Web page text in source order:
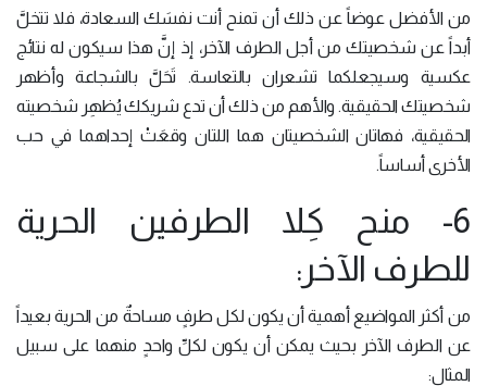
من الأفضل عوضاً عن ذلك أن تمنح أنت نفسَك السعادة، فلا تتخلَّ
أبداً عن شخصيتك من أجل الطرف الآخر، إذ إنَّ هذا سيكون له نتائج
عكسية وسيجعلكما تشعران بالتعاسة. تَحَلَّ بالشجاعة وأظهر
شخصيتك الحقيقية. والأهم من ذلك أن تدع شريكك يُظهِر شخصيته
الحقيقية، فهاتان الشخصيتان هما اللتان وقعَتْ إحداهما في حب
الأخرى أساساً.
6- منح كِلا الطرفين الحرية
للطرف الآخر:
من أكثر المواضيع أهمية أن يكون لكل طرفٍ مساحةٌ من الحرية بعيداً
عن الطرف الآخر بحيث يمكن أن يكون لكلِّ واحدٍ منهما على سبيل
المثال: